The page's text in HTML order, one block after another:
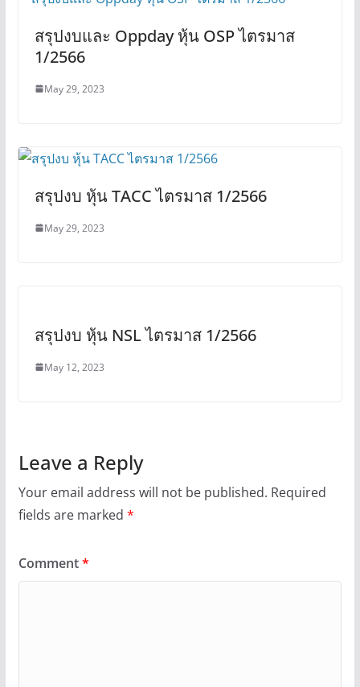
สรุปงบและ Oppday หุ้น OSP ไตรมาส
1/2566
May 29, 2023
สรุปงบ หุ้น TACC ไตรมาส 1/2566
May 29, 2023
สรุปงบ หุ้น NSL ไตรมาส 1/2566
May 12, 2023
Leave a Reply
Your email address will not be published. Required
fields are marked *
Comment*